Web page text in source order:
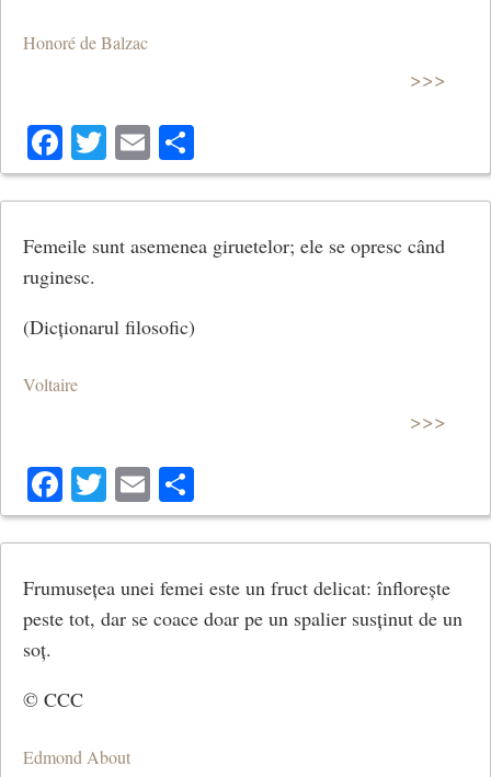
Honoré de Balzac
>>>
Facebook
Twitter
Email
Femeile sunt asemenea giruetelor; ele se opresc când
ruginesc.
(Dicționarul filosofic)
Voltaire
>>>
Facebook
Twitter
Email
Frumusețea unei femei este un fruct delicat: înflorește
peste tot, dar se coace doar pe un spalier susținut de un
soț.
© CCC
Edmond About